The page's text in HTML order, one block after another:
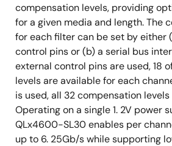
compensation levels, providing
for a given media and length. The
for each filter can be set by either
control pins or (b) a serial bus
external control pins are used, 18
levels are available for each
is used, all 32 compensation
Operating on a single 1. 2V power
QLx4600-SL30 enables per
up to 6. 25Gb/s while supporting